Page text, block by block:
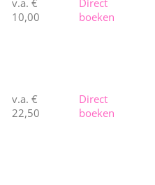
v.a. €
10,00
Direct
boeken
v.a. €
22,50
Direct
boeken